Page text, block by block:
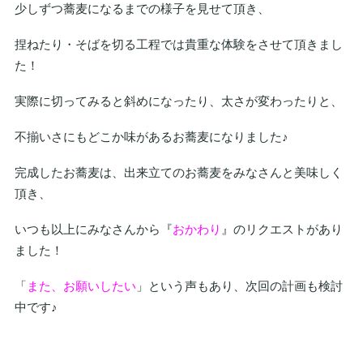
少しずつ蕎麦になるまでの様子を見せて頂き、
捏ねたり・そばを切る工程では貴重な体験をさせて頂きまし
た！
実際に切ってみると斜めになったり、太さが変わったりと、
不揃いさにもどこか味があるお蕎麦になりました♪
完成したお蕎麦は、出来立てのお蕎麦をみなさんと美味しく
頂き、
いつも以上にみなさんから『おかわり 』のリクエストがあり
ました！
「 また、お願いしたい 」という声もあり、次回の計画も検討
中です♪